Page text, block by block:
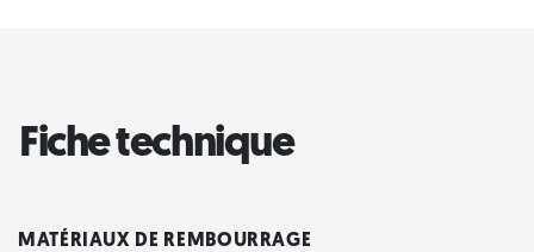
Fiche technique
MATÉRIAUX DE REMBOURRAGE